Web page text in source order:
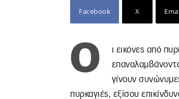
Facebook X
Ο
ι εικόνες από
γίνουν
πυρκαγιές, εξίσου